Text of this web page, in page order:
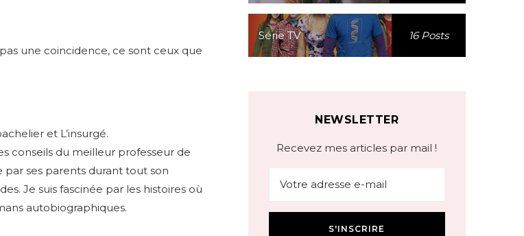
une coincidence, ce sont ceux que
et L’insurgé.
conseils du meilleur professeur de
par ses parents durant tout son
Je suis fascinée par les histoires où
autobiographiques.
Série TV 16 Posts
NEWSLETTER
Recevez mes articles par mail !